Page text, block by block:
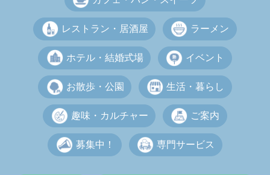
レストラン・居酒屋 ラーメン
ホテル・結婚式場 イベント
お散歩・公園 生活・暮らし
趣味・カルチャー ご案内
募集中！ 専門サービス